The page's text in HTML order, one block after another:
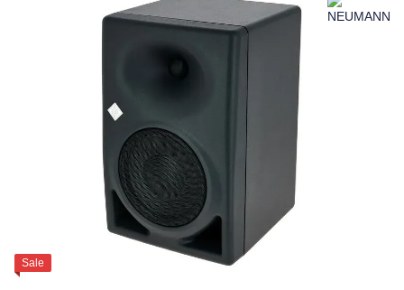
Sale